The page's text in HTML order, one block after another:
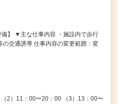
備】 ▼主な仕事内容 ・施設内で歩行
の交通誘導 仕事内容の変更範囲：変
（2）11：00〜20：00 （3）13：00〜